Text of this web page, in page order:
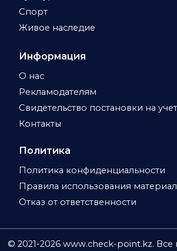
Спорт
Живое наследие
Информация
О нас
Рекламодателям
Свидетельство постановки на
Контакты
Политика
Политика конфиденциальности
Правила использования
Отказ от ответственности
© 2021-2026 www.check-point.kz.